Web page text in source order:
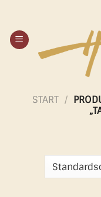
springen
START /